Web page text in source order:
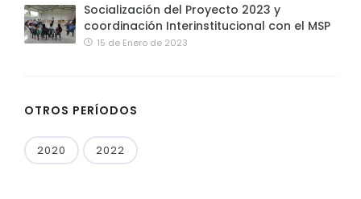
Socialización del Proyecto 2023 y
coordinación Interinstitucional con el MSP
15 de Enero de 2023
OTROS PERÍODOS
2020 2022